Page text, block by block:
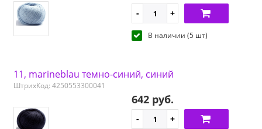
В наличии (5 шт)
11, marineblau темно-синий, синий
ШтрихКод: 4250553300041
642 руб.